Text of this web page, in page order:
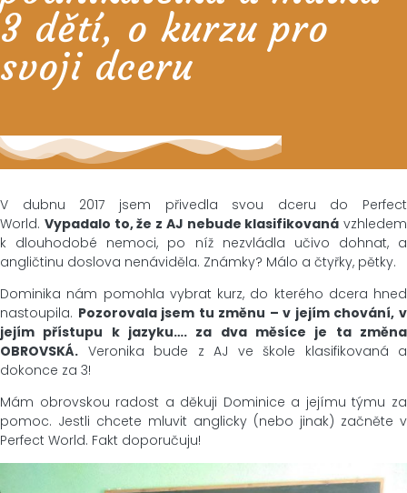
3 dětí, o kurzu pro
svoji dceru
V dubnu 2017 jsem přivedla svou dceru do Perfect
World. Vypadalo to, že z AJ nebude klasifikovaná vzhledem
k dlouhodobé nemoci, po níž nezvládla učivo dohnat, a
angličtinu doslova nenáviděla. Známky? Málo a čtyřky, pětky.
Dominika nám pomohla vybrat kurz, do kterého dcera hned
nastoupila. Pozorovala jsem tu změnu – v jejím chování, v
jejím přístupu k jazyku…. za dva měsíce je ta změna
OBROVSKÁ. Veronika bude z AJ ve škole klasifikovaná a
dokonce za 3!
Mám obrovskou radost a děkuji Dominice a jejímu týmu za
pomoc. Jestli chcete mluvit anglicky (nebo jinak) začněte v
Perfect World. Fakt doporučuju!